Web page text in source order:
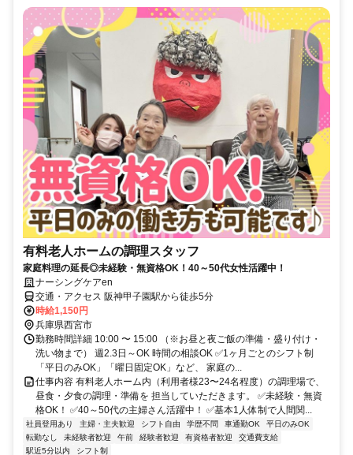
有料老人ホームの調理スタッフ
家庭料理の延長◎未経験・無資格OK！40～50代女性活躍中！
ナーシングケアen
交通・アクセス 阪神甲子園駅から徒歩5分
時給1,150円
兵庫県西宮市
勤務時間詳細 10:00 〜 15:00 （※お昼と夜ご飯の準備・盛り付け・
洗い物まで） 週2.3日～OK 時間の相談OK ✅1ヶ月ごとのシフト制
「平日のみOK」「曜日固定OK」など、 家庭の...
仕事内容 有料老人ホーム内（利用者様23〜24名程度）の調理場で、
昼食・夕食の調理・準備を 担当していただきます。 ✅未経験・無資
格OK！ ✅40～50代の主婦さん活躍中！ ✅基本1人体制で人間関...
社員登用あり 主婦・主夫歓迎 シフト自由 学歴不問 車通勤OK
平日のみOK
転勤なし
未経験者歓迎 午前 経験者歓迎 有資格者歓迎
交通費支給
駅近5分以内
シフト制